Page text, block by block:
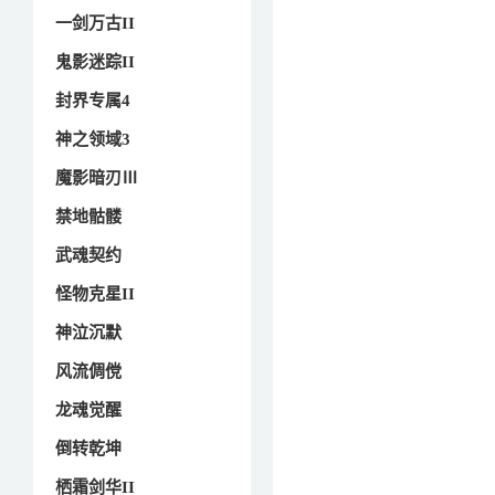
一剑万古II
鬼影迷踪II
封界专属4
神之领域3
魔影暗刃Ⅲ
禁地骷髅
武魂契约
怪物克星II
神泣沉默
风流倜傥
龙魂觉醒
倒转乾坤
栖霜剑华II